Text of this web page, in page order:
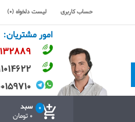
حساب کاربری لیست دلخواه (0)
امور مشتریان:
۰۲۱-
۰۲۱-
سبد 0
0 تومان